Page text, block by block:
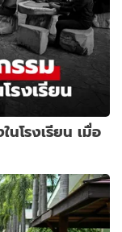
โรงเรียน เมื่อ